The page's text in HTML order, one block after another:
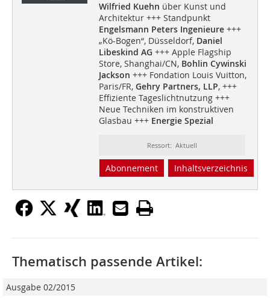
Wilfried Kuehn über Kunst und
Architektur +++ Standpunkt
Engelsmann Peters Ingenieure+++
„Kö-Bogen“, Düsseldorf, Daniel
Libeskind AG +++ Apple Flagship
Store, Shanghai/CN, Bohlin Cywinski
Jackson +++ Fondation Louis Vuitton,
Paris/FR, Gehry Partners, LLP, +++
Effiziente Tageslichtnutzung +++
Neue Techniken im konstruktiven
Glasbau +++ Energie Spezial
Ressort: Aktuell
Abonnement Inhaltsverzeichnis
Thematisch passende Artikel:
Ausgabe 02/2015